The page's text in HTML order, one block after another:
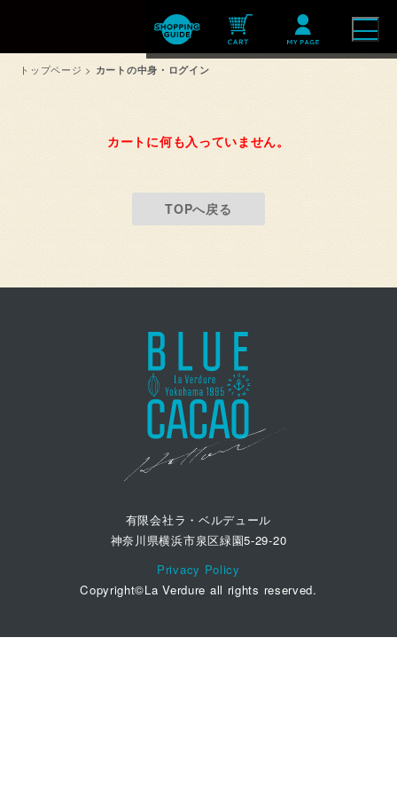
トップページ > カートの中身・ログイン
カートに何も入っていません。
TOPへ戻る
有限会社ラ・ベルデュール
神奈川県横浜市泉区緑園5-29-20
Privacy Policy
Copyright©La Verdure all rights reserved.